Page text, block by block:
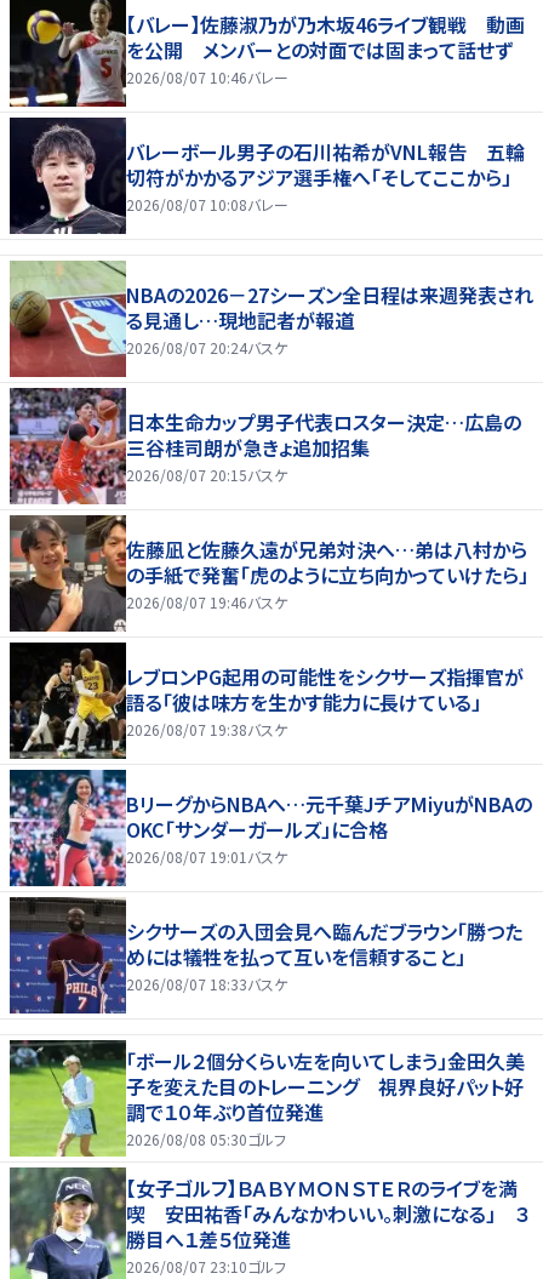
【バレー】佐藤淑乃が乃木坂46ライブ観戦 動画
を公開 メンバーとの対面では固まって話せず
2026/08/07 10:46バレー
バレーボール男子の石川祐希がVNL報告 五輪
切符がかかるアジア選手権へ「そしてここから」
2026/08/07 10:08バレー
NBAの2026－27シーズン全日程は来週発表され
る見通し…現地記者が報道
2026/08/07 20:24バスケ
日本生命カップ男子代表ロスター決定…広島の
三谷桂司朗が急きょ追加招集
2026/08/07 20:15バスケ
佐藤凪と佐藤久遠が兄弟対決へ…弟は八村から
の手紙で発奮「虎のように立ち向かっていけたら」
2026/08/07 19:46バスケ
レブロンPG起用の可能性をシクサーズ指揮官が
語る「彼は味方を生かす能力に長けている」
2026/08/07 19:38バスケ
BリーグからNBAへ…元千葉JチアMiyuがNBAの
OKC「サンダーガールズ」に合格
2026/08/07 19:01 バスケ
シクサーズの入団会見へ臨んだブラウン「勝つた
めには犠牲を払って互いを信頼すること」
2026/08/07 18:33バスケ
「ボール２個分くらい左を向いてしまう」金田久美
子を変えた目のトレーニング 視界良好パット好
調で１０年ぶり首位発進
2026/08/08 05:30ゴルフ
【女子ゴルフ】ＢＡＢＹＭＯＮＳＴＥＲのライブを満
喫 安田祐香「みんなかわいい。刺激になる」 ３
勝目へ１差５位発進
2026/08/07 23:10ゴルフ